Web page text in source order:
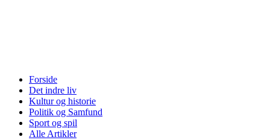
Forside
Det indre liv
Kultur og historie
Politik og Samfund
Sport og spil
Alle Artikler